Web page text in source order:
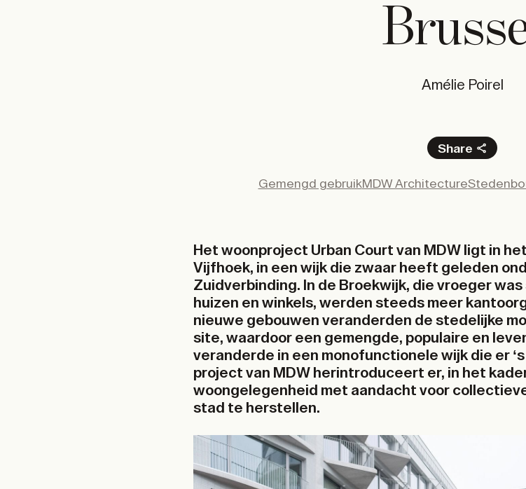
Amélie Poirel
Share
Gemengd gebruikMDW Architecture
Het woonproject Urban Court van MDW ligt in
Vijfhoek, in een wijk die zwaar heeft geleden
Zuidverbinding. In de Broekwijk, die vroeger
huizen en winkels, werden steeds meer
nieuwe gebouwen veranderden de stedelijke
site, waardoor een gemengde, populaire en
veranderde in een monofunctionele wijk die er
project van MDW herintroduceert er, in het
woongelegenheid met aandacht voor
stad te herstellen.